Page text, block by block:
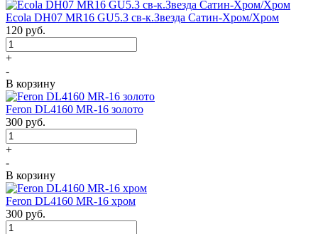
Ecola DH07 MR16 GU5.3 св-к.Звезда Сатин-Хром/Хром
120 руб.
+
-
В корзину
Feron DL4160 MR-16 золото
300 руб.
+
-
В корзину
Feron DL4160 MR-16 хром
300 руб.